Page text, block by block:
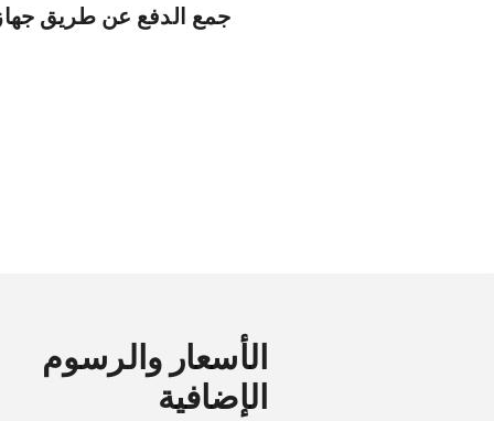
جمع الدفع عن طريق جهاز POS من العميل
الأسعار والرسوم
الإضافية